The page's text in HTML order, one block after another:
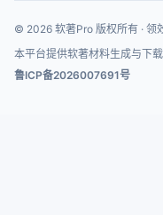
© 2026 软著Pro 版权所有 · 领
本平台提供软著材料生成与下
鲁ICP备2026007691号